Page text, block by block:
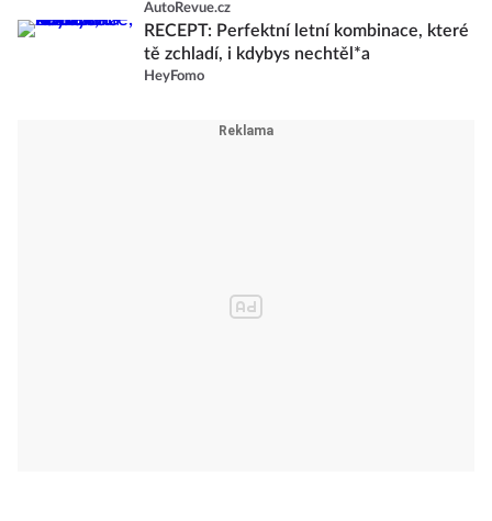
AutoRevue.cz
RECEPT: Perfektní letní kombinace, které
tě zchladí, i kdybys nechtěl*a
HeyFomo